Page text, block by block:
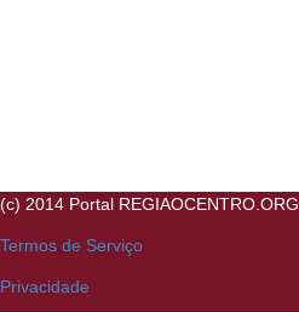
(c) 2014 Portal REGIAOCENTRO.ORG
Termos de Serviço
Privacidade